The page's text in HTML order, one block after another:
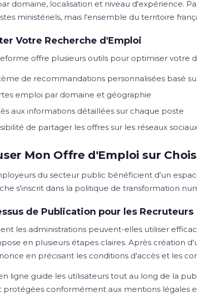
domaine, localisation et niveau d'expérience.
ministériels, mais l'ensemble du territoire
Votre Recherche d'Emploi
offre plusieurs outils pour optimiser votre
de recommandations personnalisées basé
emploi par domaine et géographie
aux informations détaillées sur chaque poste
de partager les offres sur les réseaux
Mon Offre d'Emploi sur
du secteur public bénéficient d'un
s'inscrit dans la politique de transformation
de Publication pour les Recruteurs
les administrations peuvent-elles utiliser
en plusieurs étapes claires. Après création
en précisant les conditions d'accès et les
ligne guide les utilisateurs tout au long de la
protégées conformément aux mentions légales